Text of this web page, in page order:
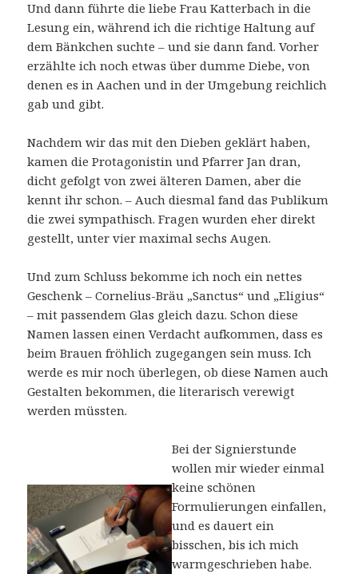
Und dann führte die liebe Frau Katterbach in die
Lesung ein, während ich die richtige Haltung auf
dem Bänkchen suchte – und sie dann fand. Vorher
erzählte ich noch etwas über dumme Diebe, von
denen es in Aachen und in der Umgebung reichlich
gab und gibt.
Nachdem wir das mit den Dieben geklärt haben,
kamen die Protagonistin und Pfarrer Jan dran,
dicht gefolgt von zwei älteren Damen, aber die
kennt ihr schon. – Auch diesmal fand das Publikum
die zwei sympathisch. Fragen wurden eher direkt
gestellt, unter vier maximal sechs Augen.
Und zum Schluss bekomme ich noch ein nettes
Geschenk – Cornelius-Bräu „Sanctus“ und „Eligius“
– mit passendem Glas gleich dazu. Schon diese
Namen lassen einen Verdacht aufkommen, dass es
beim Brauen fröhlich zugegangen sein muss. Ich
werde es mir noch überlegen, ob diese Namen auch
Gestalten bekommen, die literarisch verewigt
werden müssten.
Bei der Signierstunde
wollen mir wieder einmal
keine schönen
Formulierungen einfallen,
und es dauert ein
bisschen, bis ich mich
warmgeschrieben habe.